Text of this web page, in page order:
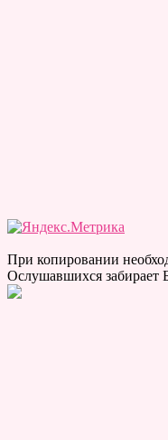
При копировании
Ослушавшихся забирает